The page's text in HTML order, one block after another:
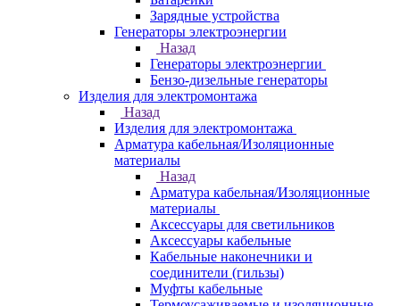
Зарядные устройства
Генераторы электроэнергии
Назад
Генераторы электроэнергии
Бензо-дизельные генераторы
Изделия для электромонтажа
Назад
Изделия для электромонтажа
Арматура кабельная/Изоляционные
материалы
Назад
Арматура кабельная/Изоляционные
материалы
Аксессуары для светильников
Аксессуары кабельные
Кабельные наконечники и
соединители (гильзы)
Муфты кабельные